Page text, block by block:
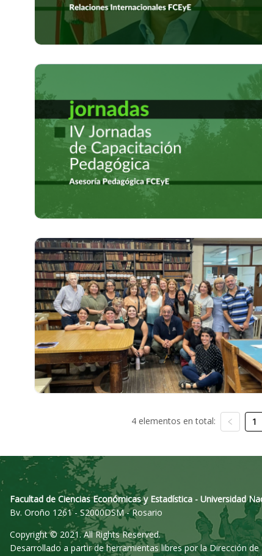
4 elementos en total: 1
Facultad de Ciencias Económicas y Estadística - Universidad
Bv. Oroño 1261 - S2000DSM - Rosario
Copyright © 2021. All Rights Reserved.
Desarrollado a partir de herramientas libres por la Dirección